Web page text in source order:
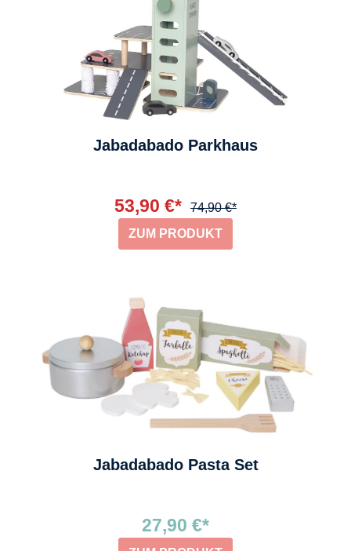
Jabadabado Parkhaus
53,90 €*
74,90 €*
ZUM PRODUKT
Jabadabado Pasta Set
27,90 €*